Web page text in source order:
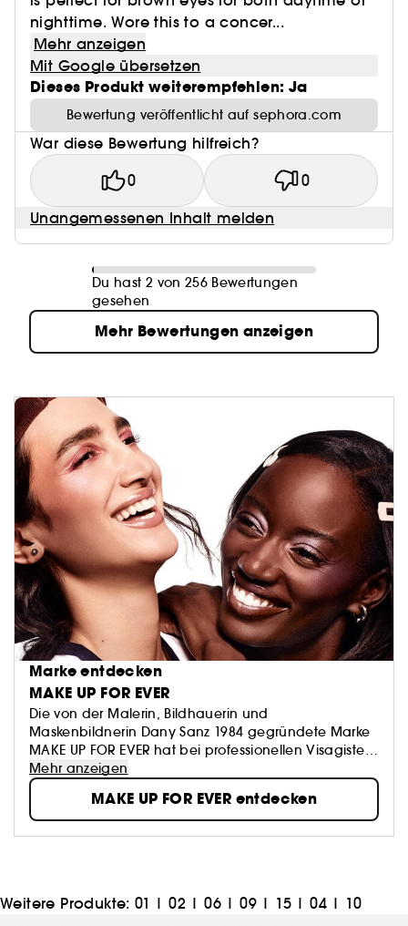
nighttime. Wore this to a concer...
Mehr anzeigen
Mit Google übersetzen
Dieses Produkt weiterempfehlen: Ja
Bewertung veröffentlicht auf sephora.com
War diese Bewertung hilfreich?
0 0
Unangemessenen Inhalt melden
Du hast 2 von 256 Bewertungen
gesehen
Mehr Bewertungen anzeigen
Marke entdecken
MAKE UP FOR EVER
Die von der Malerin, Bildhauerin und
Maskenbildnerin Dany Sanz 1984 gegründete Marke
MAKE UP FOR EVER hat bei professionellen Visagisten
Kultstatus erreicht.
Die MAKE UP FOR EVER Produkte werden von Make-
up-Artists und Promis ebenso verwendet wie vom
breiten Publikum. Alle können sich damit schöner
aussehen lassen, aber vor allem auch ausdrücken.
Mehr anzeigen
MAKE UP FOR EVER entdecken
Weitere Produkte:01 |02 |06 |09 | 15 |04 | 10